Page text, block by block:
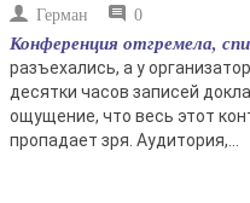
Герман
0
Конференция отгремела,
разъехались, а у
десятки часов записей
ощущение, что весь этот
пропадает зря. Аудитория,...